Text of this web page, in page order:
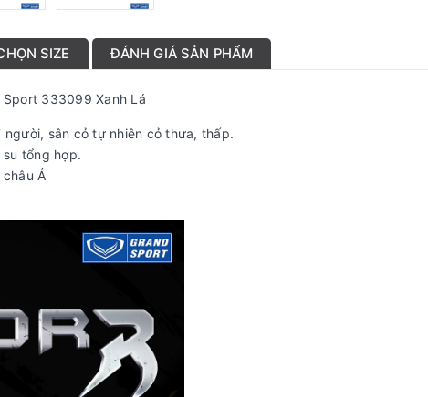
SIZE ĐÁNH GIÁ SẢN PHẨM
Sport 333099 Xanh Lá
sân cỏ tự nhiên cỏ thưa, thấp.
su tổng hợp.
Á